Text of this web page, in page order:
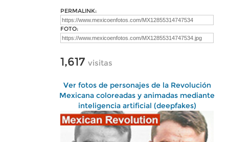
PERMALINK:
FOTO:
1,617 visitas
Ver fotos de personajes de la Revolución
Mexicana coloreadas y animadas mediante
inteligencia artificial (deepfakes)